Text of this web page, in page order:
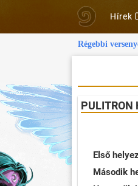
Hírek
Régebbi
PULITRON
Első
Második